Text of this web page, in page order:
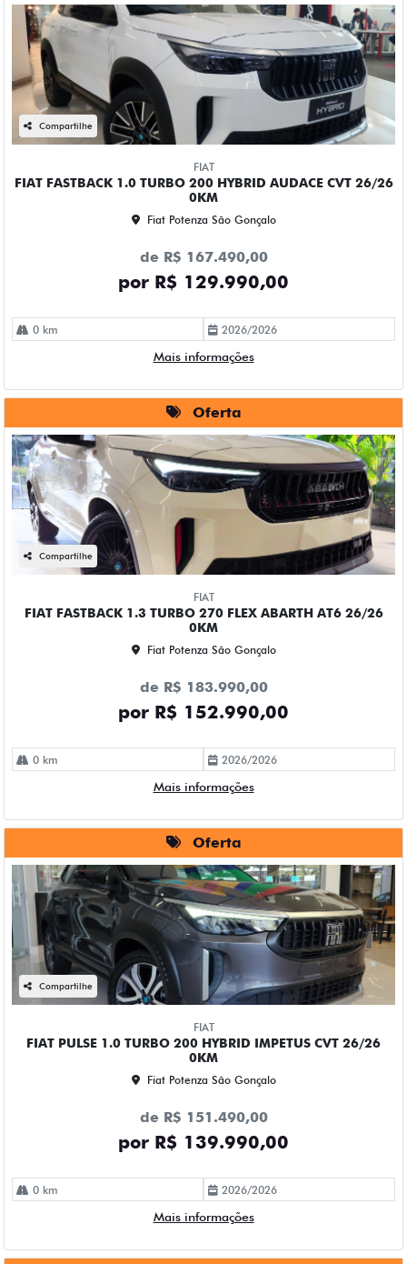
Compartilhe
FIAT
FIAT FASTBACK 1.0 TURBO 200 HYBRID AUDACE CVT 26/26
0KM
Fiat Potenza São Gonçalo
de R$ 167.490,00
por R$ 129.990,00
0 km 2026/2026
Mais informações
Oferta
Compartilhe
FIAT
FIAT FASTBACK 1.3 TURBO 270 FLEX ABARTH AT6 26/26
0KM
Fiat Potenza São Gonçalo
de R$ 183.990,00
por R$ 152.990,00
0 km 2026/2026
Mais informações
Oferta
Compartilhe
FIAT
FIAT PULSE 1.0 TURBO 200 HYBRID IMPETUS CVT 26/26
0KM
Fiat Potenza São Gonçalo
de R$ 151.490,00
por R$ 139.990,00
0 km 2026/2026
Mais informações